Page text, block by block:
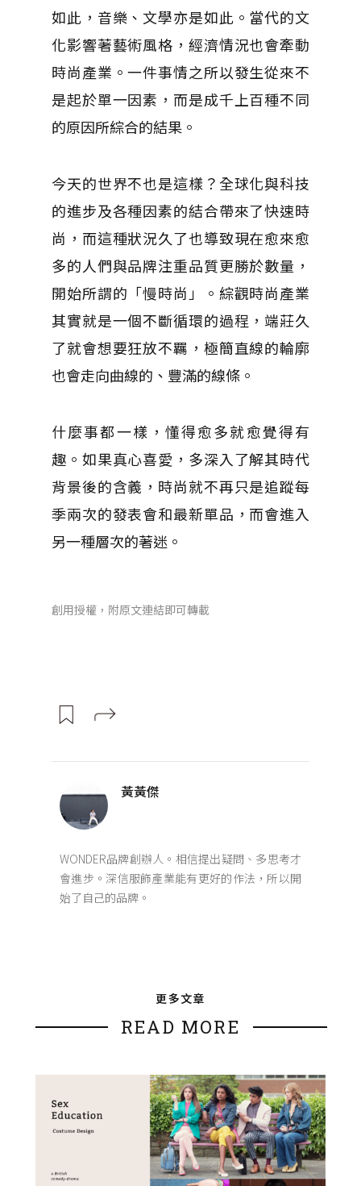
如此，音樂、文學亦是如此。當代的文
化影響著藝術風格，經濟情況也會牽動
時尚產業。一件事情之所以發生從來不
是起於單一因素，而是成千上百種不同
的原因所綜合的結果。
今天的世界不也是這樣？全球化與科技
的進步及各種因素的結合帶來了快速時
尚，而這種狀況久了也導致現在愈來愈
多的人們與品牌注重品質更勝於數量，
開始所謂的「慢時尚」。綜觀時尚產業
其實就是一個不斷循環的過程，端莊久
了就會想要狂放不羈，極簡直線的輪廓
也會走向曲線的、豐滿的線條。
什麼事都一樣，懂得愈多就愈覺得有
趣。如果真心喜愛，多深入了解其時代
背景後的含義，時尚就不再只是追蹤每
季兩次的發表會和最新單品，而會進入
另一種層次的著迷。
創用授權，附原文連結即可轉載
黃黃傑
WONDER品牌創辦人。相信提出疑問、多思考才
會進步。深信服飾產業能有更好的作法，所以開
始了自己的品牌。
更多文章
READ MORE